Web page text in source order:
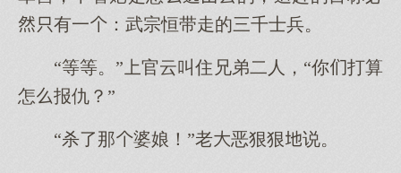
有一：武宗恒带走的三千士兵。
“等等。”官云叫住兄弟二人，“你打算
怎报仇？”
“杀了那婆娘！”老恶狠狠说。